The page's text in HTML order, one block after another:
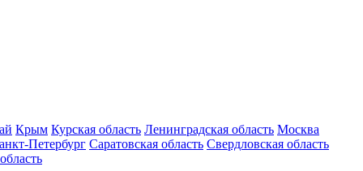
Крым Курская область Ленинградская область Москва
Петербург Саратовская область Свердловская область